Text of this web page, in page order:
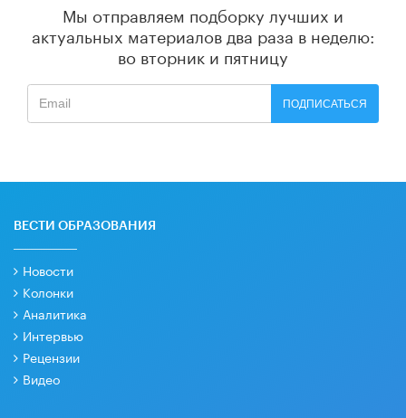
Мы отправляем подборку лучших и
актуальных материалов два раза в неделю:
во вторник и пятницу
ПОДПИСАТЬСЯ
ВЕСТИ ОБРАЗОВАНИЯ
Новости
Колонки
Аналитика
Интервью
Рецензии
Видео